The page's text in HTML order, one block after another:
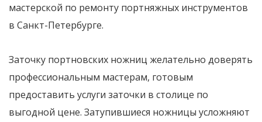
мастерской по ремонту портняжных инструментов
в Санкт-Петербурге.
Заточку портновских ножниц желательно доверять
профессиональным мастерам, готовым
предоставить услуги заточки в столице по
выгодной цене. Затупившиеся ножницы усложняют